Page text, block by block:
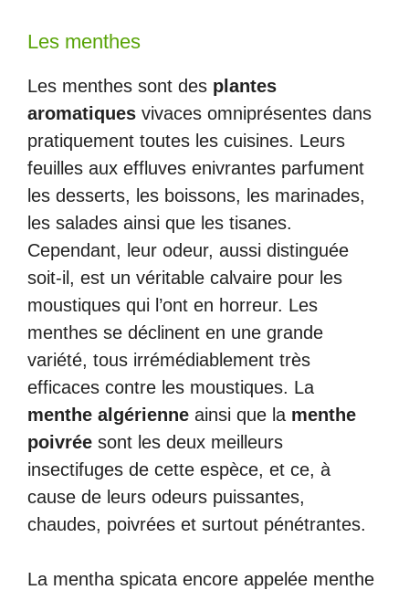
Les menthes
Les menthes sont des plantes
aromatiques vivaces omniprésentes dans
pratiquement toutes les cuisines. Leurs
feuilles aux effluves enivrantes parfument
les desserts, les boissons, les marinades,
les salades ainsi que les tisanes.
Cependant, leur odeur, aussi distinguée
soit-il, est un véritable calvaire pour les
moustiques qui l’ont en horreur. Les
menthes se déclinent en une grande
variété, tous irrémédiablement très
efficaces contre les moustiques. La
menthe algérienne ainsi que la menthe
poivrée sont les deux meilleurs
insectifuges de cette espèce, et ce, à
cause de leurs odeurs puissantes,
chaudes, poivrées et surtout pénétrantes.
La mentha spicata encore appelée menthe